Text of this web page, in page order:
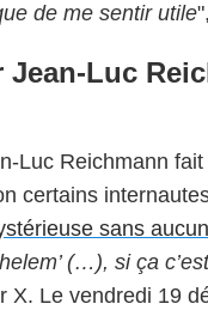
de me sentir utile
Jean-Luc
Luc Reichmann
certains
sans
(…), si ça
X. Le vendredi 19